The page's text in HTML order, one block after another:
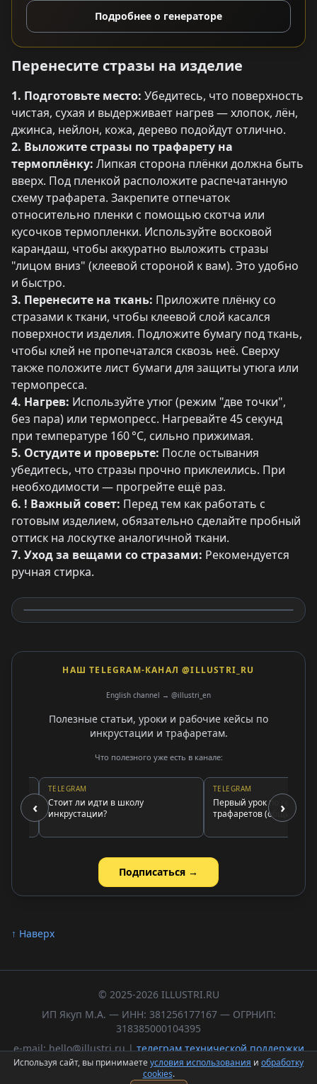
Подробнее о генераторе
Перенесите стразы на изделие
1. Подготовьте место: Убедитесь, что поверхность
чистая, сухая и выдерживает нагрев — хлопок, лён,
джинса, нейлон, кожа, дерево подойдут отлично.
2. Выложите стразы по трафарету на
термоплёнку: Липкая сторона плёнки должна быть
вверх. Под пленкой расположите распечатанную
схему трафарета. Закрепите отпечаток
относительно пленки с помощью скотча или
кусочков термопленки. Используйте восковой
карандаш, чтобы аккуратно выложить стразы
"лицом вниз" (клеевой стороной к вам). Это удобно
и быстро.
3. Перенесите на ткань: Приложите плёнку со
стразами к ткани, чтобы клеевой слой касался
поверхности изделия. Подложите бумагу под ткань,
чтобы клей не пропечатался сквозь неё. Сверху
также положите лист бумаги для защиты утюга или
термопресса.
4. Нагрев: Используйте утюг (режим "две точки",
без пара) или термопресс. Нагревайте 45 секунд
при температуре 160 °C, сильно прижимая.
5. Остудите и проверьте: После остывания
убедитесь, что стразы прочно приклеились. При
необходимости — прогрейте ещё раз.
6. ! Важный совет: Перед тем как работать с
готовым изделием, обязательно сделайте пробный
оттиск на лоскутке аналогичной ткани.
7. Уход за вещами со стразами: Рекомендуется
ручная стирка.
НАШ TELEGRAM-КАНАЛ @ILLUSTRI_RU
English channel → @illustri_en
Полезные статьи, уроки и рабочие кейсы по
инкрустации и трафаретам.
Что полезного уже есть в канале:
‹
TELEGRAM
Стоит ли идти в школу
инкрустации?
TELEGRAM
Первый урок по генератору
трафаретов (общие›
Подписаться →
↑ Наверх
© 2025-2026 ILLUSTRI.RU
ИП Якуп М.А. — ИНН: 381256177167 — ОГРНИП:
318385000104395
e-mail: hello@illustri.ru |телеграм технической поддержки
Политика обработки персональных данных
Используя сайт, вы принимаетеусловия использования и обработку
cookies.